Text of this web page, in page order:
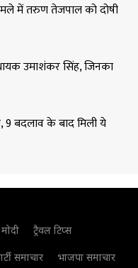
में तरुण तेजपाल को दोषी
उमाशंकर सिंह, जिनका
9 बदलाव के बाद मिली ये
मोदी
ट्रैवल टिप्स
समाचार
भाजपा समाचार